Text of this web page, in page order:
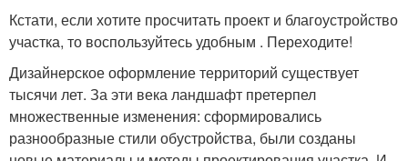
Кстати, если хотите просчитать проект и благоустройство
участка, то воспользуйтесь удобным . Переходите!
Дизайнерское оформление территорий существует
тысячи лет. За эти века ландшафт претерпел
множественные изменения: сформировались
разнообразные стили обустройства, были созданы